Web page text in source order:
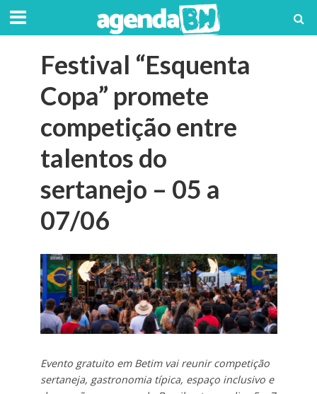
Festival “Esquenta
Copa” promete
competição entre
talentos do
sertanejo – 05 a
07/06
Evento gratuito em Betim vai reunir competição
sertaneja, gastronomia típica, espaço inclusivo e